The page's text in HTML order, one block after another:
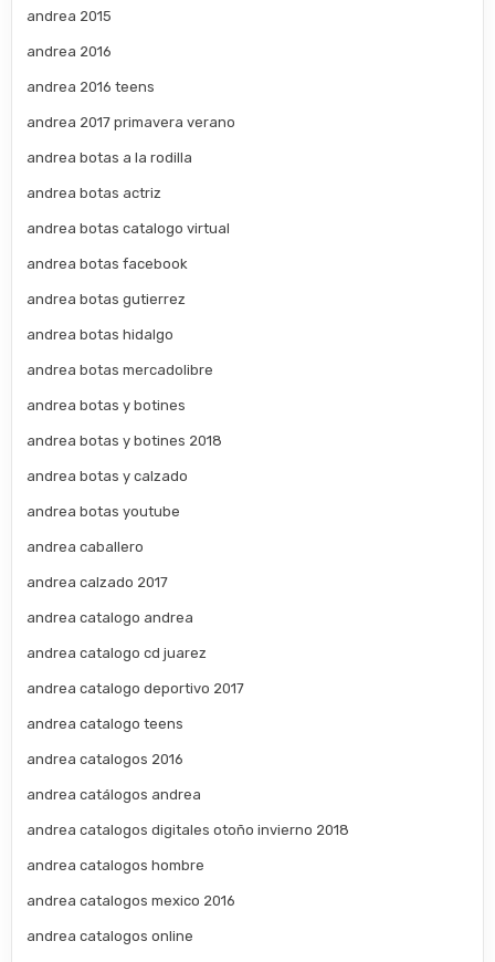
andrea 2015
andrea 2016
andrea 2016 teens
andrea 2017 primavera verano
andrea botas a la rodilla
andrea botas actriz
andrea botas catalogo virtual
andrea botas facebook
andrea botas gutierrez
andrea botas hidalgo
andrea botas mercadolibre
andrea botas y botines
andrea botas y botines 2018
andrea botas y calzado
andrea botas youtube
andrea caballero
andrea calzado 2017
andrea catalogo andrea
andrea catalogo cd juarez
andrea catalogo deportivo 2017
andrea catalogo teens
andrea catalogos 2016
andrea catálogos andrea
andrea catalogos digitales otoño invierno 2018
andrea catalogos hombre
andrea catalogos mexico 2016
andrea catalogos online